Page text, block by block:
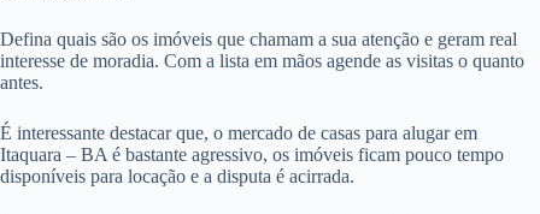
Defina quais são os imóveis que chamam a sua atenção e geram real
interesse de moradia. Com a lista em mãos agende as visitas o quanto
antes.
É interessante destacar que, o mercado de casas para alugar em
Itaquara – BA é bastante agressivo, os imóveis ficam pouco tempo
disponíveis para locação e a disputa é acirrada.